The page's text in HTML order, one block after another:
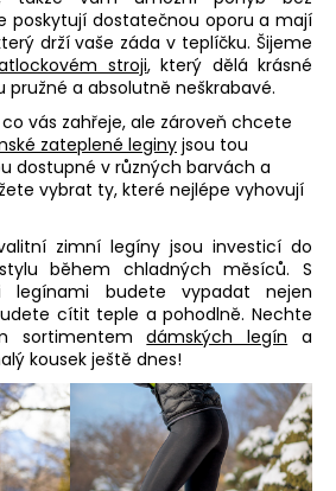
poskytují dostatečnou oporu a mají
drží vaše záda v teplíčku. Šijeme
stroji, který dělá krásné
pružné a absolutně neškrabavé.
vás zahřeje, ale zároveň chcete
zateplené leginy jsou tou
dostupné v různých barvách a
vybrat ty, které nejlépe vyhovují
zimní legíny jsou investicí do
během chladných měsíců. S
legínami budete vypadat nejen
cítit teple a pohodlně. Nechte
sortimentemdámských legín a
kousek ještě dnes!